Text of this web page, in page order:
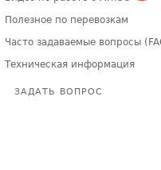
Полезное по перевозкам
Часто задаваемые вопросы
Техническая информация
ЗАДАТЬ ВОПРОС